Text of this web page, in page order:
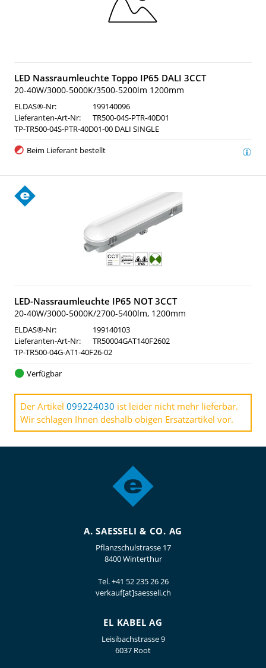
LED Nassraumleuchte Toppo IP65 DALI 3CCT
20-40W/3000-5000K/3500-5200lm 1200mm
ELDAS®-Nr:
199140096
Lieferanten-Art-Nr:
TR500-04S-PTR-40D01
TP-TR500-04S-PTR-40D01-00 DALI SINGLE
Beim Lieferant bestellt
LED-Nassraumleuchte IP65 NOT 3CCT
20-40W/3000-5000K/2700-5400lm, 1200mm
ELDAS®-Nr:
199140103
Lieferanten-Art-Nr:
TR50004GAT140F2602
TP-TR500-04G-AT1-40F26-02
Verfügbar
Der Artikel 099224030 ist leider nicht mehr lieferbar.
Wir schlagen Ihnen deshalb obigen Ersatzartikel vor.
A. SAESSELI & CO. AG
Pflanzschulstrasse 17
8400 Winterthur
Tel.+41 52 235 26 26
verkauf[at]saesseli.ch
EL KABEL AG
Leisibachstrasse 9
6037 Root